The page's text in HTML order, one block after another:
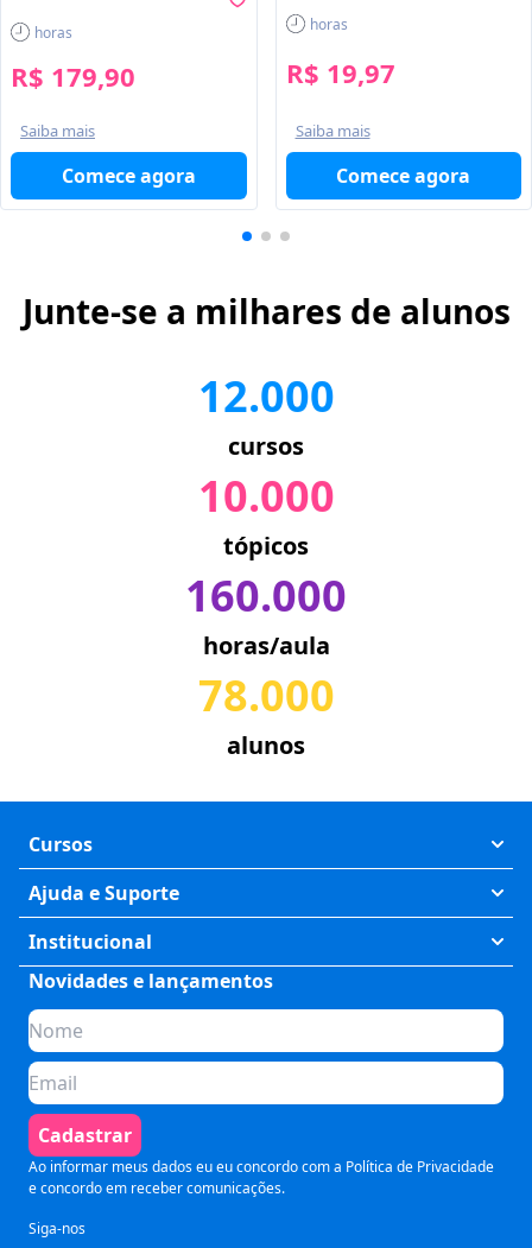
horas
R$ 179,90
Saiba mais
Comece agora
horas
R$ 19,97
Saiba mais
Comece agora
Junte-se a milhares de alunos
12.000
cursos
10.000
tópicos
160.000
horas/aula
78.000
alunos
Cursos
Exatas
Humanas
Saúde
Tecnologia
Preparatórios
Comunicação
Pós Graduação
Ajuda e Suporte
Meus Cursos
Fale Conosco
Perguntas Frequentes
Formas de Pagamento
Política de Cancelamento
Termos de Uso
Segurança e Privacidade
Institucional
Quem somos
Planos de assinatura
Para Empresas
Seja um parceiro
Blog
Novidades e lançamentos
Cadastrar
Ao informar meus dados eu eu concordo com a Política de Privacidade
e concordo em receber comunicações.
Siga-nos